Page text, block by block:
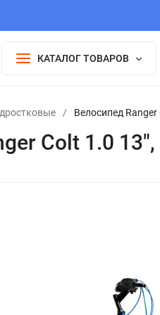
КАТАЛОГ ТОВАРОВ
/ Велосипед
Colt 1.0